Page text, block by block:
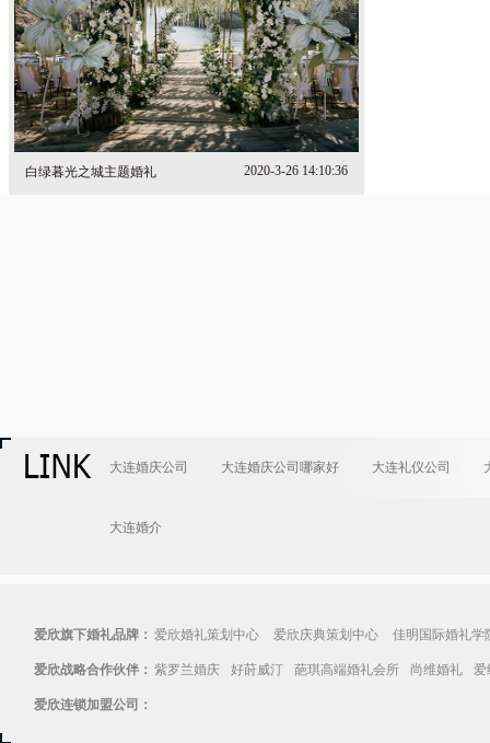
白绿暮光之城主题婚礼 2020-3-26 14:10:36
大连婚庆公司 大连婚庆公司哪家好 大连礼仪公司
大连婚介
爱欣旗下婚礼品牌： 爱欣婚礼策划中心 爱欣庆典策划中心 佳明国际婚礼学
爱欣战略合作伙伴： 紫罗兰婚庆 好莳威汀 葩琪高端婚礼会所 尚维婚礼 爱
爱欣连锁加盟公司：